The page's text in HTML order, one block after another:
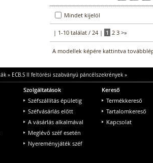
Mindet kijelöl
| 1-10 találat / 24 | 1 2 3 >»
A modellek képére kattintva
» ECB.S II feltörési szabványú páncélszekrények»
Szolgáltatások
Széfszállítás épületig
Széfvásárlás előtt
A vásárlás alkalmával
Meglévő széf esetén
Nyereményjáték széf
Kereső
Termékkereső
Tartalomkereső
Kapcsolat